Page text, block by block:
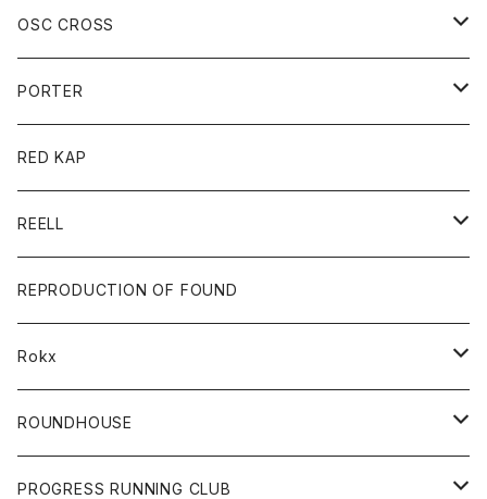
ロングスリーブＴシャツ
アウター
コート
ジャケット
アクセサリー
バッグ
キッズ
Tシャツ
帽子
グッズ
靴
バック
トップス
カットソー
カーディガン
ボトムス
ショートパンツ
パンツ
レディース
カットソー
OSC CROSS
ダウンジャケット
PORTER
カードホルダー
キーホルダー
財布
バック
RED KAP
REELL
パンツ
ショートパンツ
REPRODUCTION OF FOUND
Rokx
ボトム
ROUNDHOUSE
エプロン
PROGRESS RUNNING CLUB